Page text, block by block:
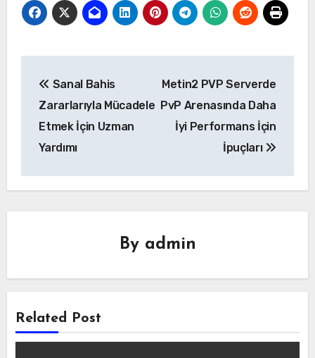
gezinmesi
Sanal Bahis
Zararlarıyla Mücadele
Etmek İçin Uzman
Yardımı
Metin2 PVP Serverde
PvP Arenasında Daha
İyi Performans İçin
İpuçları
By admin
Related Post